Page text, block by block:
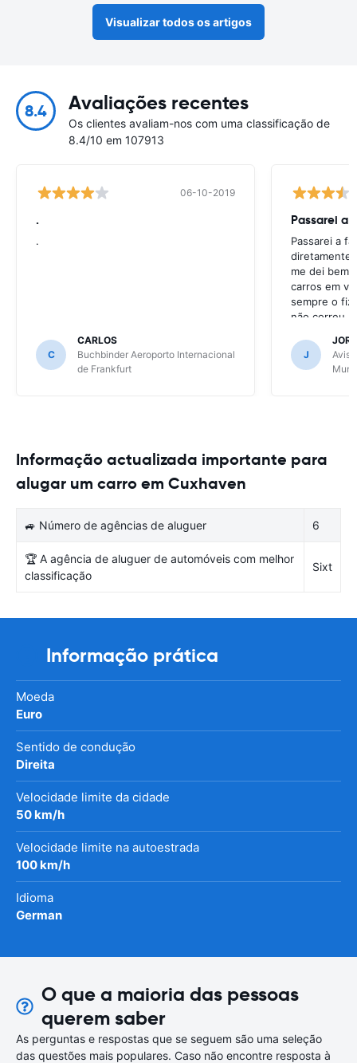
Visualizar todos os artigos
8.4 Avaliações recentes
Os clientes avaliam-nos com uma classificação de
8.4/10 em 107913
06-10-2019
.
.
C
CARLOS
Buchbinder Aeroporto Internacional
de Frankfurt
Passarei a
Passarei a
diretamente
me dei bem
carros em
sempre o fiz
não correu
J
Avis
Informação actualizada importante para
alugar um carro em Cuxhaven
🚙 Número de agências de aluguer 6
🏆 A agência de aluguer de automóveis com melhor
classificação
Sixt
Informação prática
Moeda
Euro
Sentido de condução
Direita
Velocidade limite da cidade
50 km/h
Velocidade limite na autoestrada
100 km/h
Idioma
German
O que a maioria das pessoas
querem saber
As perguntas e respostas que se seguem são uma seleção
das questões mais populares. Caso não encontre resposta à